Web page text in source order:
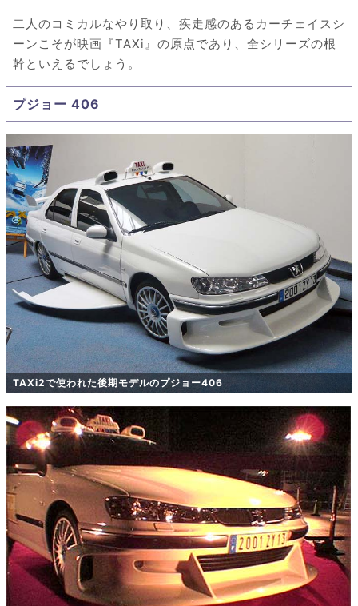
二人のコミカルなやり取り、疾走感のあるカーチェイスシ
ーンこそが映画『TAXi』の原点であり、全シリーズの根
幹といえるでしょう。
プジョー 406
TAXi2で使われた後期モデルのプジョー406